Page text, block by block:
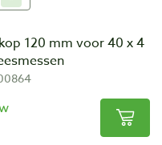
120 mm voor 40 x 4